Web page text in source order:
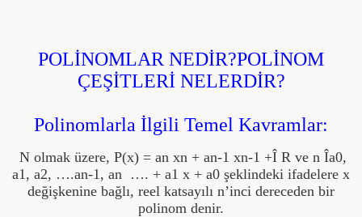
POLİNOMLAR NEDİR?POLİNOM
ÇEŞİTLERİ NELERDİR?
Polinomlarla İlgili Temel Kavramlar:
N olmak üzere, P(x) = an xn + an-1 xn-1 +Î R ve n Îa0,
a1, a2, ….an-1, an …. + a1 x + a0 şeklindeki ifadelere x
değişkenine bağlı, reel katsayılı n’inci dereceden bir
polinom denir.